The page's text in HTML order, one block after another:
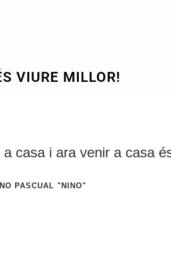
VIURE MILLOR!
venir a casa és molt